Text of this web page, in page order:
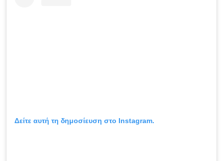
Δείτε αυτή τη δημοσίευση στο Instagram.